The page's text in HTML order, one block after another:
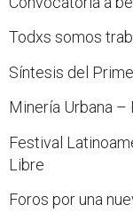
Todxs somos
Síntesis del
Minería Urbana
Festival
Libre
Foros por una